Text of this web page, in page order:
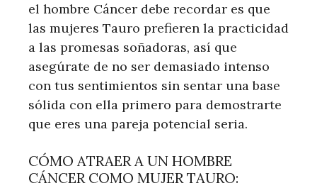
el hombre Cáncer debe recordar es que
las mujeres Tauro prefieren la practicidad
a las promesas soñadoras, así que
asegúrate de no ser demasiado intenso
con tus sentimientos sin sentar una base
sólida con ella primero para demostrarte
que eres una pareja potencial seria.
CÓMO ATRAER A UN HOMBRE
CÁNCER COMO MUJER TAURO: